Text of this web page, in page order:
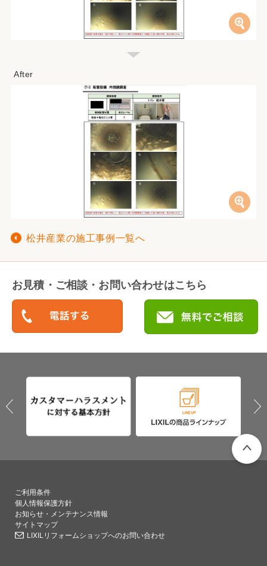
松井産業の施工事例一覧へ
お見積・ご相談・お問い合わせはこちら
ご利用条件
個人情報保護方針
お知らせ・メンテナンス情報
サイトマップ
LIXILリフォームショップへのお問い合わせ